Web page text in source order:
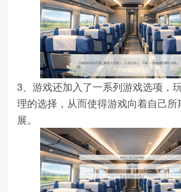
3、游戏还加入了一系列游戏选项，
理的选择，从而使得游戏向着自己
展。